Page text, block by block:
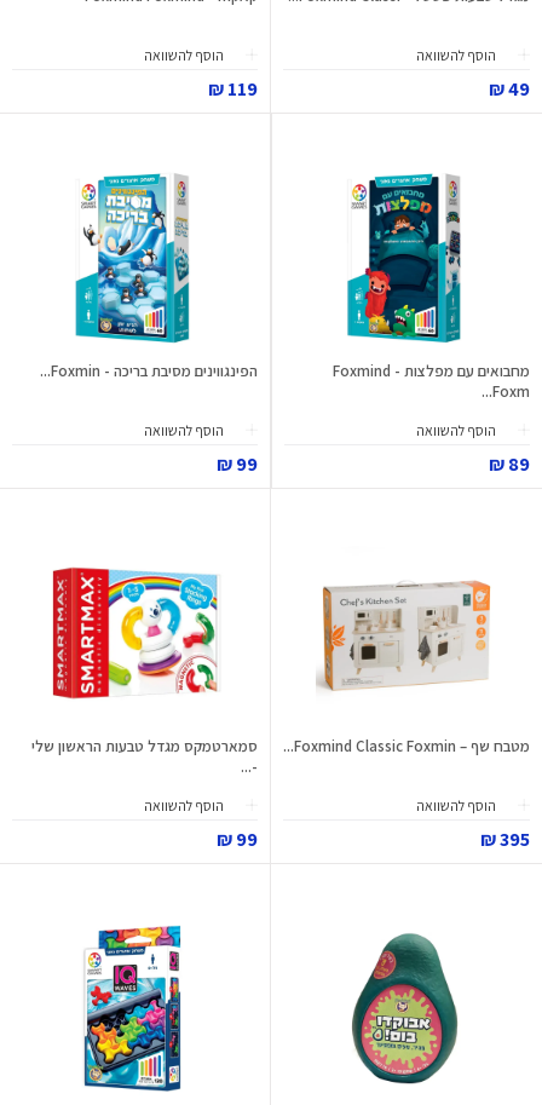
הוסף להשוואה
49 ₪
הוסף להשוואה
119 ₪
מחבואים עם מפלצות - Foxmind
Foxm...
הוסף להשוואה
89 ₪
הפינגווינים מסיבת בריכה - Foxmin...
הוסף להשוואה
99 ₪
מטבח שף – Foxmind Classic Foxmin...
הוסף להשוואה
395 ₪
סמארטמקס מגדל טבעות הראשון שלי
-...
הוסף להשוואה
99 ₪